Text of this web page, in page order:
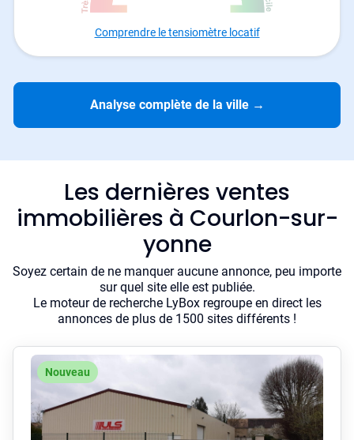
Comprendre le tensiomètre locatif
Analyse complète de la ville →
Les dernières ventes
immobilières à Courlon-sur-
yonne
Soyez certain de ne manquer aucune annonce, peu importe
sur quel site elle est publiée.
Le moteur de recherche LyBox regroupe en direct les
annonces de plus de 1500 sites différents !
Nouveau